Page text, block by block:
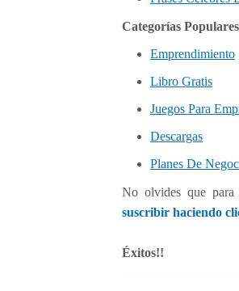
Categorías
Emprendimiento
Libro Gratis
Juegos Para
Descargas
Planes De
No olvides que para
suscribir haciendo
Éxitos!!